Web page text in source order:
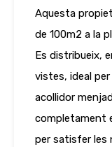
Aquesta
de 100m2 a la
Es distribueix,
vistes, ideal per
acollidor
completament
per satisfer les